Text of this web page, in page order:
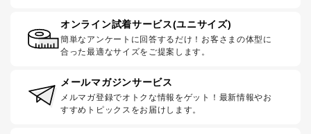
オンライン試着サービス(ユニサイズ)
簡単なアンケートに回答するだけ！お客さまの体型に
合った最適なサイズをご提案します。
メールマガジンサービス
メルマガ登録でオトクな情報をゲット！最新情報やお
すすめトピックスをお届けします。